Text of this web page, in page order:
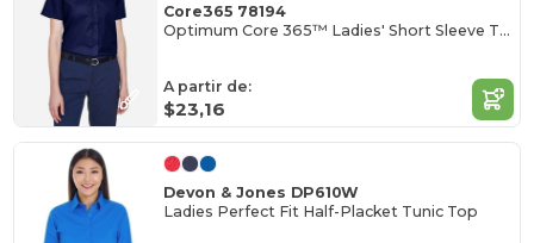
Core365 78194
Optimum Core 365™ Ladies' Short Sleeve Twill Shirts
A partir de:
$23,16
Devon & Jones DP610W
Ladies Perfect Fit Half-Placket Tunic Top